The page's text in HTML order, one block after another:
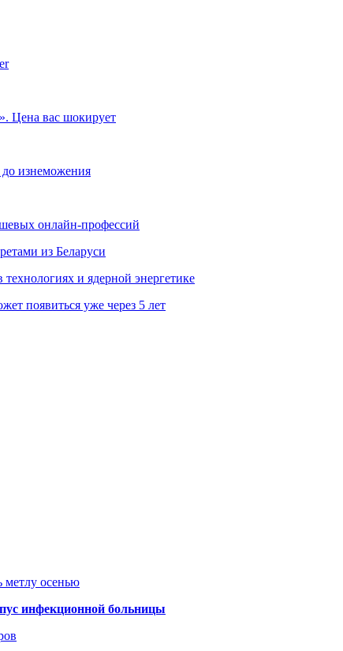
Цена вас шокирует
до изнеможения
онлайн-профессий
из Беларуси
и ядерной энергетике
появиться уже через 5 лет
метлу осенью
инфекционной больницы